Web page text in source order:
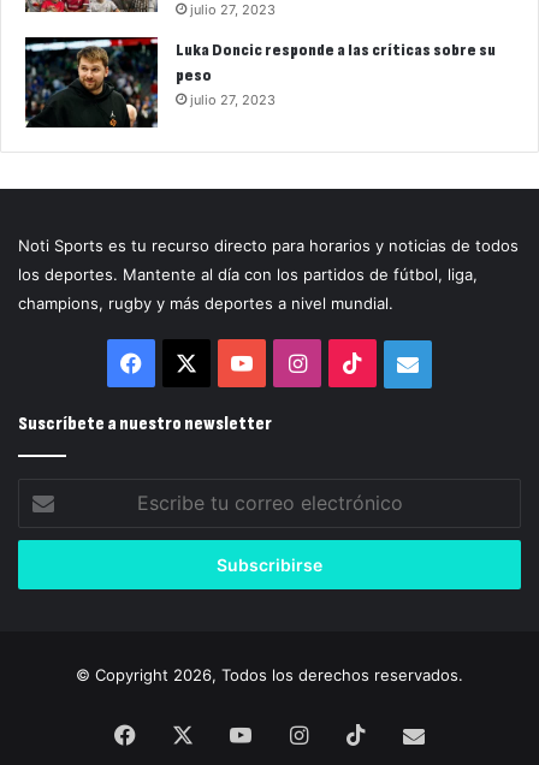
julio 27, 2023
Luka Doncic responde a las críticas sobre su
peso
julio 27, 2023
Noti Sports es tu recurso directo para horarios y noticias de todos
los deportes. Mantente al día con los partidos de fútbol, liga,
champions, rugby y más deportes a nivel mundial.
Facebook YouTubeInstagram
TikTok
Suscríbete a nuestro newsletter
Escribe
tu
correo
© Copyright 2026, Todos los derechos reservados.
Facebook YouTubeInstagram
TikTok